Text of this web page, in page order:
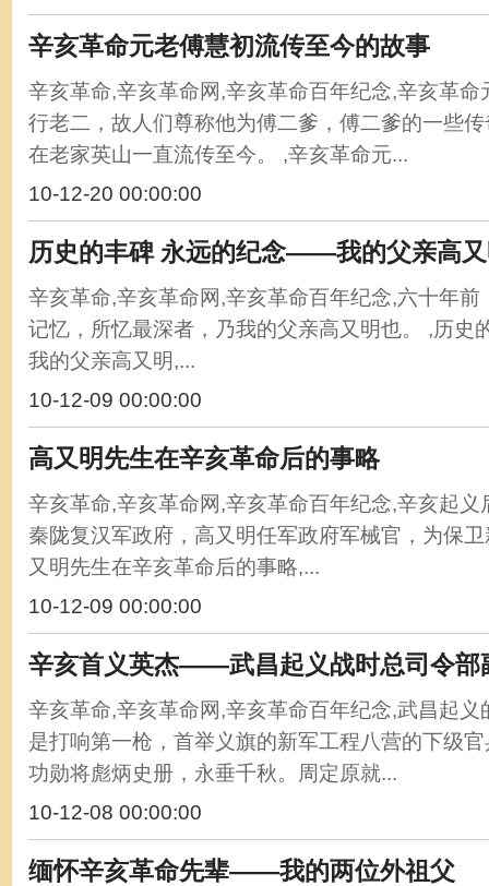
辛亥革命元老傅慧初流传至今的故事
辛亥革命,辛亥革命网,辛亥革命百年纪念,辛亥革
行老二，故人们尊称他为傅二爹，傅二爹的一些
在老家英山一直流传至今。 ,辛亥革命元...
10-12-20 00:00:00
历史的丰碑 永远的纪念——我的父亲高
辛亥革命,辛亥革命网,辛亥革命百年纪念,六十年
记忆，所忆最深者，乃我的父亲高又明也。 ,历
我的父亲高又明,...
10-12-09 00:00:00
高又明先生在辛亥革命后的事略
辛亥革命,辛亥革命网,辛亥革命百年纪念,辛亥起
秦陇复汉军政府，高又明任军政府军械官，为保
又明先生在辛亥革命后的事略,...
10-12-09 00:00:00
辛亥首义英杰——武昌起义战时总司令部
辛亥革命,辛亥革命网,辛亥革命百年纪念,武昌起
是打响第一枪，首举义旗的新军工程八营的下级
功勋将彪炳史册，永垂千秋。周定原就...
10-12-08 00:00:00
缅怀辛亥革命先辈——我的两位外祖父